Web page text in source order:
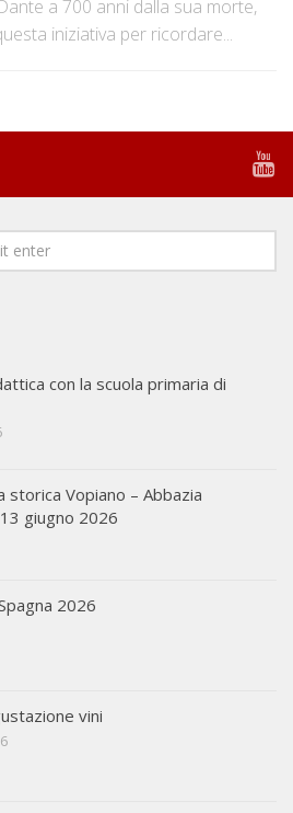
a 700 anni dalla sua morte,
iniziativa per ricordare...
con la scuola primaria di
storica Vopiano – Abbazia
giugno 2026
2026
vini